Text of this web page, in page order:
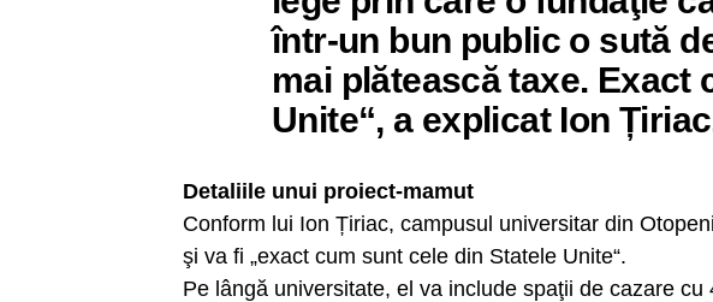
într-un bun public o sută
mai plătească taxe. Exact
Unite“, a explicat Ion
Detaliile unui proiect-mamut
Conform lui Ion Țiriac, campusul universitar din
şi va fi „exact cum sunt cele din Statele Unite“.
Pe lângă universitate, el va include spaţii de cazare